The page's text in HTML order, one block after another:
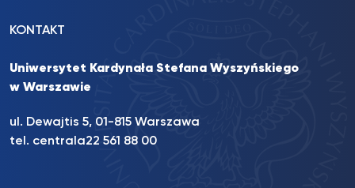
KONTAKT
Uniwersytet Kardynała Stefana Wyszyńskiego
w Warszawie
ul. Dewajtis 5, 01-815 Warszawa
tel. centrala22 561 88 00